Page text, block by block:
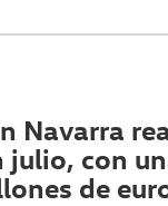
Navarra
julio, con
de